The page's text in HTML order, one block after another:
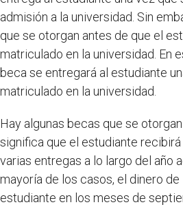
admisión a la universidad. Sin
que se otorgan antes de que el
matriculado en la universidad. En
beca se entregará al estudiante
matriculado en la universidad.
Hay algunas becas que se
significa que el estudiante
varias entregas a lo largo del año
mayoría de los casos, el dinero de
estudiante en los meses de